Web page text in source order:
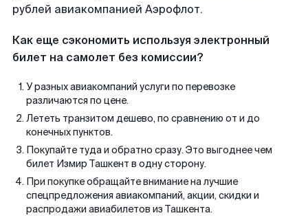
рублей авиакомпанией Аэрофлот.
Как еще сэкономить используя электронный
билет на самолет без комиссии?
У разных авиакомпаний услуги по перевозке
различаются по цене.
Лететь транзитом дешево, по сравнению от и до
конечных пунктов.
Покупайте туда и обратно сразу. Это выгоднее чем
билет Измир Ташкент в одну сторону.
При покупке обращайте внимание на лучшие
спецпредложения авиакомпаний, акции, скидки и
распродажи авиабилетов из Ташкента.